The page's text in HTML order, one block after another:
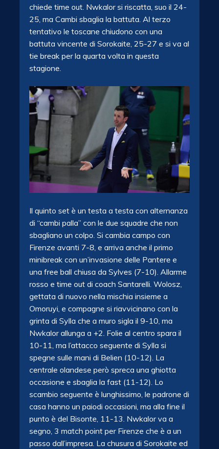
chiede time out. Nwkalor si riscatta, suo il 24-
25, ma Cambi sbaglia la battuta. Al terzo
tentativo le toscane chiudono con una
battuta vincente di Sorokaite, 25-27 e si va al
tie break per la quarta volta in questa
stagione.
Il quinto set è un testa a testa con alternanza
di “cambi palla” con le due squadre che non
sbagliano un colpo. Si cambia campo con
Firenze avanti 7-8, e arriva anche il primo
minibreak con un’invasione delle Pantere e
una free ball chiusa da Sylves (7-10). Allarme
rosso e time out di coach Santarelli. Wolosz,
gettata di nuovo nella mischia insieme a
Omoruyi, e compagne si riavvicinano con la
grinta di Sylla che a muro sigla il 9-10, ma
Nwkalor allunga a +2. Folie al centro spara il
10-11, ma l’attacco seguente di Sylla si
spegne sulle mani di Belien (10-12). La
centrale olandese però spreca una ghiotta
occasione e sbaglia la fast (11-12). Lo
scambio seguente è lunghissimo, le padrone di
casa hanno un paiodi occasioni, ma alla fine il
punto è del Bisonte, 11-13. Nwkalor va a
segno, 3 match point per Firenze che è a un
passo dall’impresa. La chusura di Sorokaite ed